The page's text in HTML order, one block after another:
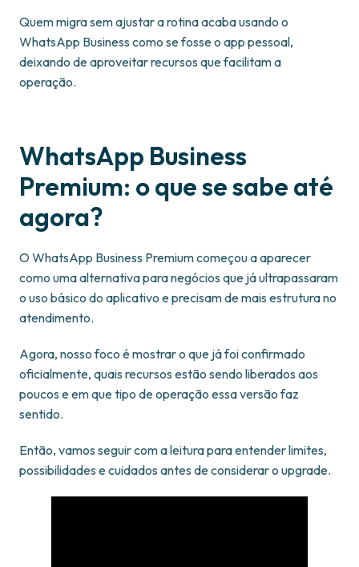
Quem migra sem ajustar a rotina acaba usando o
WhatsApp Business como se fosse o app pessoal,
deixando de aproveitar recursos que facilitam a
operação.
WhatsApp Business
Premium: o que se sabe até
agora?
O WhatsApp Business Premium começou a aparecer
como uma alternativa para negócios que já ultrapassaram
o uso básico do aplicativo e precisam de mais estrutura no
atendimento.
Agora, nosso foco é mostrar o que já foi confirmado
oficialmente, quais recursos estão sendo liberados aos
poucos e em que tipo de operação essa versão faz
sentido.
Então, vamos seguir com a leitura para entender limites,
possibilidades e cuidados antes de considerar o upgrade.